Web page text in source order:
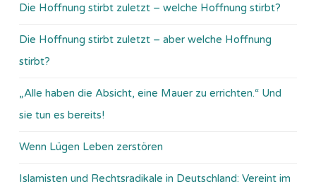
Die Hoffnung stirbt zuletzt – welche Hoffnung stirbt?
Die Hoffnung stirbt zuletzt – aber welche Hoffnung
stirbt?
„Alle haben die Absicht, eine Mauer zu errichten.“ Und
sie tun es bereits!
Wenn Lügen Leben zerstören
Islamisten und Rechtsradikale in Deutschland: Vereint im